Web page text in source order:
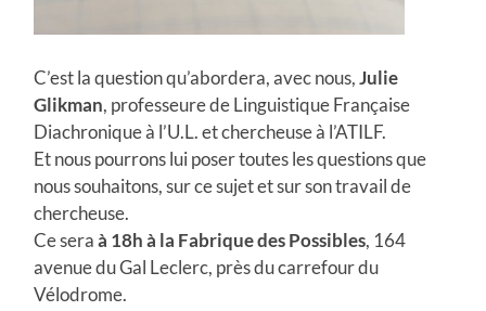
C’est la question qu’abordera, avec nous,Julie
Glikman, professeure de Linguistique Française
Diachronique à l’U.L. et chercheuse à l’ATILF.
Et nous pourrons lui poser toutes les questions que
nous souhaitons, sur ce sujet et sur son travail de
chercheuse.
Ce seraà 18h à la Fabrique desPossibles, 164
avenue du Gal Leclerc, près du carrefour du
Vélodrome.